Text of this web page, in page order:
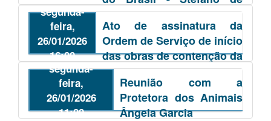
Medeiros
segunda-
feira,
26/01/2026
16:00
Ato de assinatura da
Ordem de Serviço de início
das obras de contenção da
encosta e recomposição
da Estrada do Perau
segunda-
feira,
26/01/2026
11:00
Reunião com a
Protetora dos Animais
Ângela Garcia